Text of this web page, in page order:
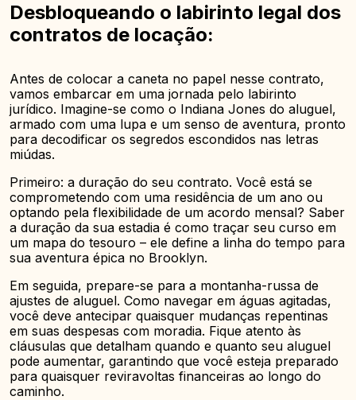
Desbloqueando o labirinto legal dos
contratos de locação:
Antes de colocar a caneta no papel nesse contrato,
vamos embarcar em uma jornada pelo labirinto
jurídico. Imagine-se como o Indiana Jones do aluguel,
armado com uma lupa e um senso de aventura, pronto
para decodificar os segredos escondidos nas letras
miúdas.
Primeiro: a duração do seu contrato. Você está se
comprometendo com uma residência de um ano ou
optando pela flexibilidade de um acordo mensal? Saber
a duração da sua estadia é como traçar seu curso em
um mapa do tesouro – ele define a linha do tempo para
sua aventura épica no Brooklyn.
Em seguida, prepare-se para a montanha-russa de
ajustes de aluguel. Como navegar em águas agitadas,
você deve antecipar quaisquer mudanças repentinas
em suas despesas com moradia. Fique atento às
cláusulas que detalham quando e quanto seu aluguel
pode aumentar, garantindo que você esteja preparado
para quaisquer reviravoltas financeiras ao longo do
caminho.